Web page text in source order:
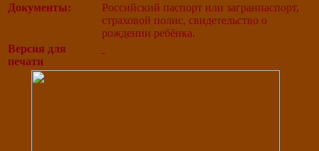
Документы:
Российский паспорт или загранпаспорт,
страховой полис, свидетельство о
рождении ребёнка.
Версия для
печати